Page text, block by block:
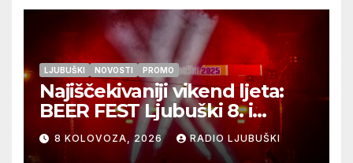
LJUBUŠKI NOVOSTI PROMO
Najiščekivaniji vikend ljeta:
BEER FEST Ljubuški 8. i
9.kolovoza
8 KOLOVOZA, 2026 RADIO LJUBUŠKI